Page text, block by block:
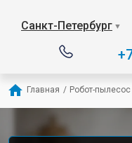
Санкт-Петербург ▼
Главная / Робот-пылесос